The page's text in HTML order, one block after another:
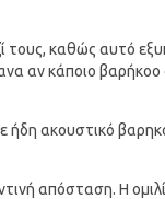
τους, καθώς αυτό
αν κάποιο
ακουστικό
απόσταση. Η